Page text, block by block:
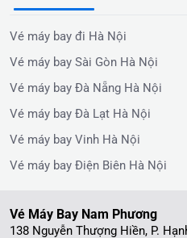
Vé máy bay đi Hà Nội
Vé máy bay Sài Gòn Hà Nội
Vé máy bay Đà Nẵng Hà Nội
Vé máy bay Đà Lạt Hà Nội
Vé máy bay Vinh Hà Nội
Vé máy bay Điện Biên Hà Nội
Vé Máy Bay Nam Phương
138 Nguyễn Thượng Hiền, P.